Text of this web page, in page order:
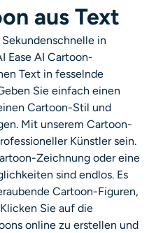
aus Text
in
Ease AI Cartoon-
Text in fesselnde
Sie einfach einen
Cartoon-Stil und
Mit unserem Cartoon-
Künstler sein.
Zeichnung oder eine
sind endlos. Es
Cartoon-Figuren,
Sie auf die
online zu erstellen und